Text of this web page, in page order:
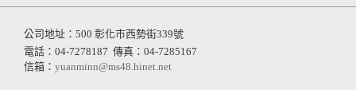
公司地址：500 彰化市西勢街339號
電話：04-7278187 傳真：04-7285167
信箱： yuanminn@ms48.hinet.net